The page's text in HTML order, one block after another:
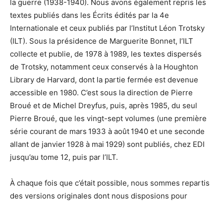
la guerre (1938-1940). Nous avons également repris les
textes publiés dans les Écrits édités par la 4e
Internationale et ceux publiés par l’Institut Léon Trotsky
(ILT). Sous la présidence de Marguerite Bonnet, l’ILT
collecte et publie, de 1978 à 1989, les textes dispersés
de Trotsky, notamment ceux conservés à la Houghton
Library de Harvard, dont la partie fermée est devenue
accessible en 1980. C’est sous la direction de Pierre
Broué et de Michel Dreyfus, puis, après 1985, du seul
Pierre Broué, que les vingt-sept volumes (une première
série courant de mars 1933 à août 1940 et une seconde
allant de janvier 1928 à mai 1929) sont publiés, chez EDI
jusqu’au tome 12, puis par l’ILT.
À chaque fois que c’était possible, nous sommes repartis
des versions originales dont nous disposions pour